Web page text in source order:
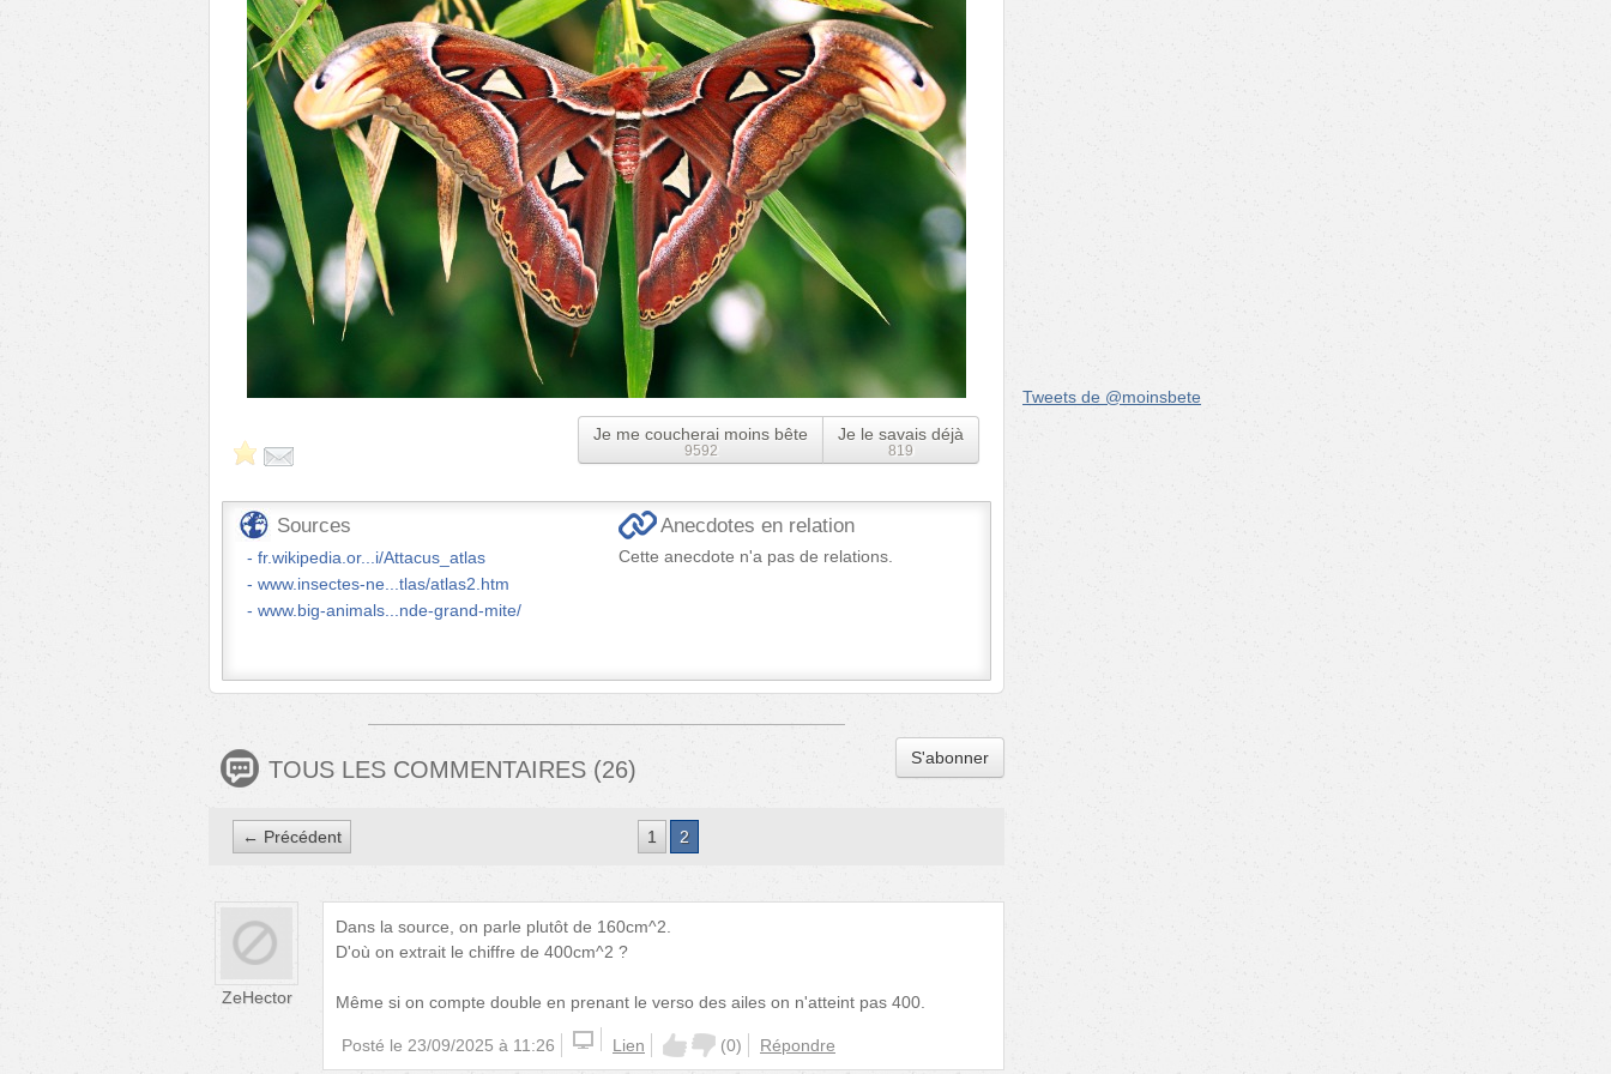
Je me coucherai moins bête
9592
Je le savais déjà
819
Sources
fr.wikipedia.or...i/Attacus_atlas
www.insectes-ne...tlas/atlas2.htm
www.big-animals...nde-grand-mite/
Anecdotes en relation
Cette anecdote n'a pas de relations.
TOUS LES COMMENTAIRES (26) S'abonner
← Précédent 1 2
ZeHector
Dans la source, on parle plutôt de 160cm^2.
D'où on extrait le chiffre de 400cm^2 ?
Même si on compte double en prenant le verso des ailes on n'atteint pas 400.
Posté le 23/09/2025 à 11:26 Lien (0) Répondre
Tweets de @moinsbete